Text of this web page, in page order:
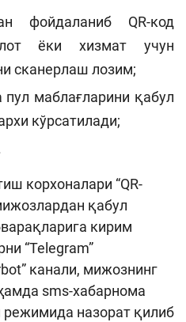
фойдаланиб QR-код
ёки хизмат учун
сканерлаш лозим;
маблағларини қабул
кўрсатилади;
корхоналари “QR-
қабул
кирим
“Теlegram”
канали, мижознинг
sms-хабарнома
режимида назорат қилиб